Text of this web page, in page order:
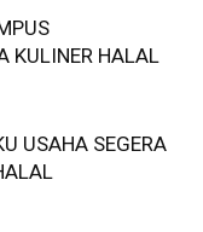
KULINER HALAL
USAHA SEGERA